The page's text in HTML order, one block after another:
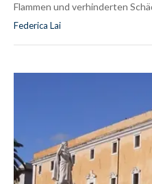
Flammen und verhinderten
Federica Lai